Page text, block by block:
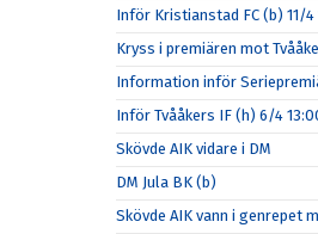
Inför Kristianstad FC (b) 11/4
Kryss i premiären mot
Information inför
Inför Tvååkers IF (h) 6/4
Skövde AIK vidare i DM
DM Jula BK (b)
Skövde AIK vann i genrepet